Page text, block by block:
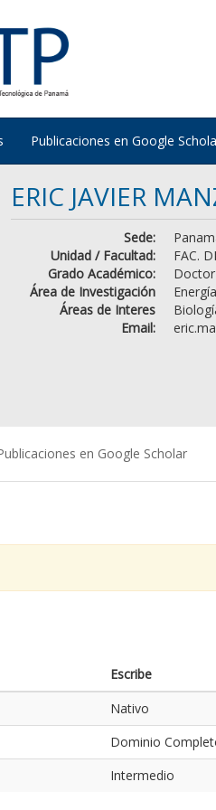
Publicaciones en Google
ERIC JAVIER
Sede:
Unidad / Facultad:
FAC.
Grado Académico:
Área de Investigación
Áreas de Interes
Email:
en Google Scholar
Escribe
Nativo
Dominio
Intermedio